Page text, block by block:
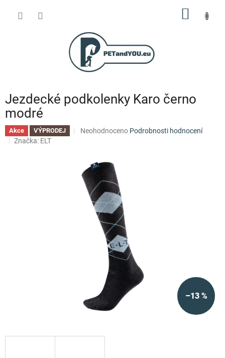
Jezdecké podkolenky Karo černo
modré
Akce VÝPRODEJ
Průměrné
0,0
z
hvězdiček.
Neohodnoceno Podrobnosti hodnocení
Značka: ELT
–13 %